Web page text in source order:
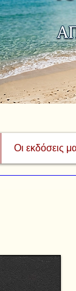
Οι εκδόσεις